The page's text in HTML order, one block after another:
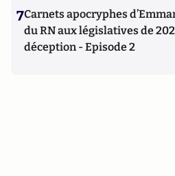
7Carnets apocryphes
du RN aux législatives de
déception - Episode 2